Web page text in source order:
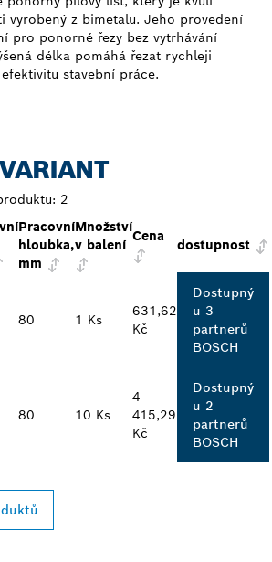
vyrobený z bimetalu. Jeho provedení
pro ponorné řezy bez vytrhávání
délka pomáhá řezat rychleji
stavební práce.
2
Pracovní
hloubka,
mm
Množství
v balení
Cena
dostupnost
80 1 Ks
631,62
Kč
Dostupný
u 3
partnerů
BOSCH
80 10 Ks
4
415,29
Kč
Dostupný
u 2
partnerů
BOSCH